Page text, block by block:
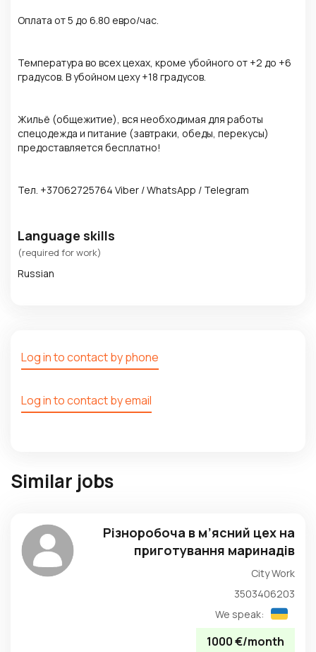
Оплата от 5 до 6.80 евро/час.
Температура во всех цехах, кроме убойного от +2 до +6
градусов. В убойном цеху +18 градусов.
Жильё (общежитие), вся необходимая для работы
спецодежда и питание (завтраки, обеды, перекусы)
предоставляется бесплатно!
Тел. +37062725764 Viber / WhatsApp / Telegram
Language skills
(required for work)
Russian
Log in to contact by phone
Log in to contact by email
Similar jobs
Різноробоча в м’ясний цех на
приготування маринадів
City Work
3503406203
We speak:
1000 €/month